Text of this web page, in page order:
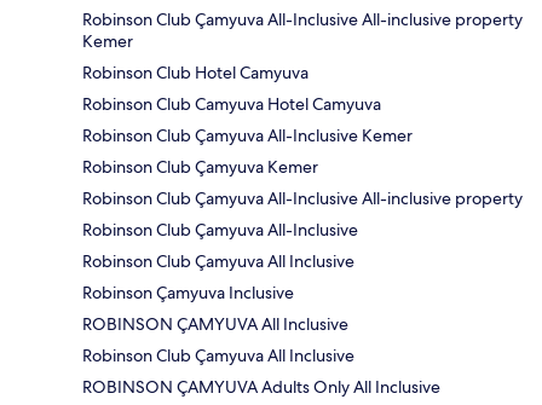
Robinson Club Çamyuva All-Inclusive All-inclusive property
Kemer
Robinson Club Hotel Camyuva
Robinson Club Camyuva Hotel Camyuva
Robinson Club Çamyuva All-Inclusive Kemer
Robinson Club Çamyuva Kemer
Robinson Club Çamyuva All-Inclusive All-inclusive property
Robinson Club Çamyuva All-Inclusive
Robinson Club Çamyuva All Inclusive
Robinson Çamyuva Inclusive
ROBINSON ÇAMYUVA All Inclusive
Robinson Club Çamyuva All Inclusive
ROBINSON ÇAMYUVA Adults Only All Inclusive